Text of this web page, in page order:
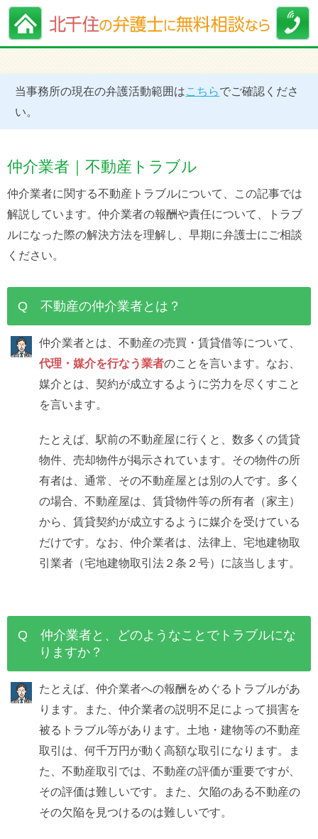
当事務所の現在の弁護活動範囲はこちらでご確認くださ
い。
仲介業者｜不動産トラブル
仲介業者に関する不動産トラブルについて、この記事では
解説しています。仲介業者の報酬や責任について、トラブ
ルになった際の解決方法を理解し、早期に弁護士にご相談
ください。
Q 不動産の仲介業者とは？
仲介業者とは、不動産の売買・賃貸借等について、
代理・媒介を行なう業者のことを言います。なお、
媒介とは、契約が成立するように労力を尽くすこと
を言います。
たとえば、駅前の不動産屋に行くと、数多くの賃貸
物件、売却物件が掲示されています。その物件の所
有者は、通常、その不動産屋とは別の人です。多く
の場合、不動産屋は、賃貸物件等の所有者（家主）
から、賃貸契約が成立するように媒介を受けている
だけです。なお、仲介業者は、法律上、宅地建物取
引業者（宅地建物取引法２条２号）に該当します。
Q 仲介業者と、どのようなことでトラブルにな
りますか？
たとえば、仲介業者への報酬をめぐるトラブルがあ
ります。また、仲介業者の説明不足によって損害を
被るトラブル等があります。土地・建物等の不動産
取引は、何千万円が動く高額な取引になります。ま
た、不動産取引では、不動産の評価が重要ですが、
その評価は難しいです。また、欠陥のある不動産の
その欠陥を見つけるのは難しいです。